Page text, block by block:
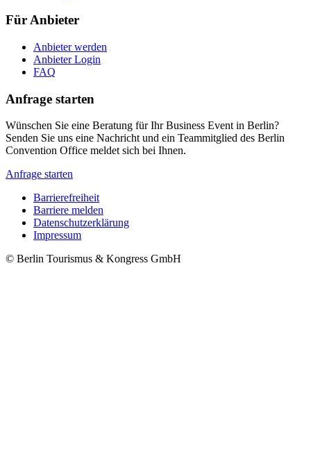
Für Anbieter
Anbieter werden
Anbieter Login
FAQ
Anfrage starten
Wünschen Sie eine Beratung für Ihr Business Event in Berlin?
Senden Sie uns eine Nachricht und ein Teammitglied des Berlin
Convention Office meldet sich bei Ihnen.
Anfrage starten
Metanavigation
Barrierefreiheit
Barriere melden
Datenschutzerklärung
Impressum
© Berlin Tourismus & Kongress GmbH